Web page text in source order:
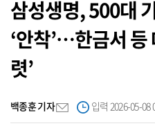
삼성생명, 500대
‘안착’…한금서 등
렷’
백종훈 기자 입력 2026-05-08